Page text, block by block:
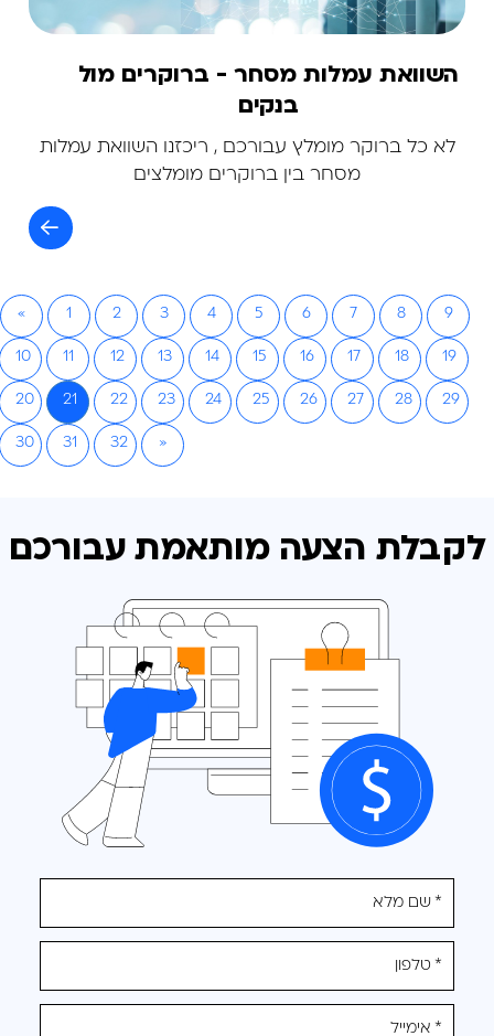
השוואת עמלות מסחר - ברוקרים מול
בנקים
לא כל ברוקר מומלץ עבורכם , ריכזנו השוואת עמלות
מסחר בין ברוקרים מומלצים
« 1 2 3 4 5 6 7 8 9
10 11 12 13 14 15 16 17 18 19
20 21 22 23 24 25 26 27 28 29
30 31 32 »
לקבלת הצעה מותאמת עבורכם
אנא
מלאו
את
טופס